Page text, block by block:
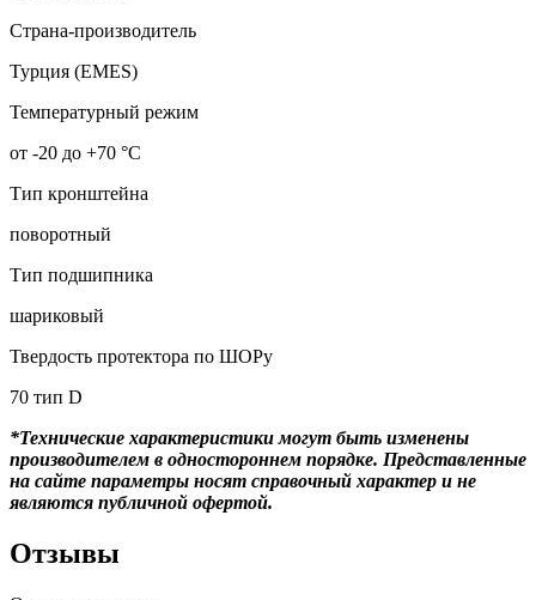
Страна-производитель
Турция (EMES)
Температурный режим
от -20 до +70 °С
Тип кронштейна
поворотный
Тип подшипника
шариковый
Твердость протектора по ШОРу
70 тип D
*Технические характеристики могут быть изменены
производителем в одностороннем порядке. Представленные
на сайте параметры носят справочный характер и не
являются публичной офертой.
Отзывы